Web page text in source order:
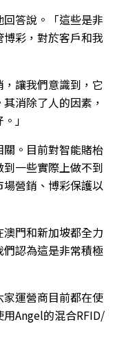
回答說。「這些是非
彩，對於客戶和我
，讓我們意識到，它
消除了人的因素，
」
關。目前對智能賭枱
一些實際上做不到
營銷、博彩保護以
澳門和新加坡都全力
認為這是非常積極
運營商目前都在使
Angel的混合RFID/